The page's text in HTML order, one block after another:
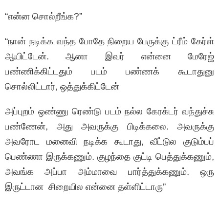
“என்ன சொல்றீங்க?”
“நான் நடிக்க வந்த போதே நிறைய பேருக்கு ட்ரீம் கேர்ள்
ஆயிட்டேன். ஆனா இவர் என்னை மேரேஜ்
பண்ணிக்கிட்டதும் படம் பண்ணக் கூடாதுனு
சொல்லிட்டார், ஒத்துக்கிட்டேன்
அப்புறம் ஒண்ணு ரெண்டு படம் நல்ல கேரக்டர் வந்துச்சு
பண்ணேன், அது அவருக்கு பிடிக்கலை. அவருக்கு
அவரோட மனைவி நடிக்க கூடாது, வீட்டுல குடும்பப்
பெண்ணா இருக்கணும். குழந்தை குட்டி பெத்துக்கணும்,
அவங்க அப்பா அம்மாவை பார்த்துக்கணும். ஒரு
இருட்டான சிறையில என்னை தள்ளிட்டாரு”